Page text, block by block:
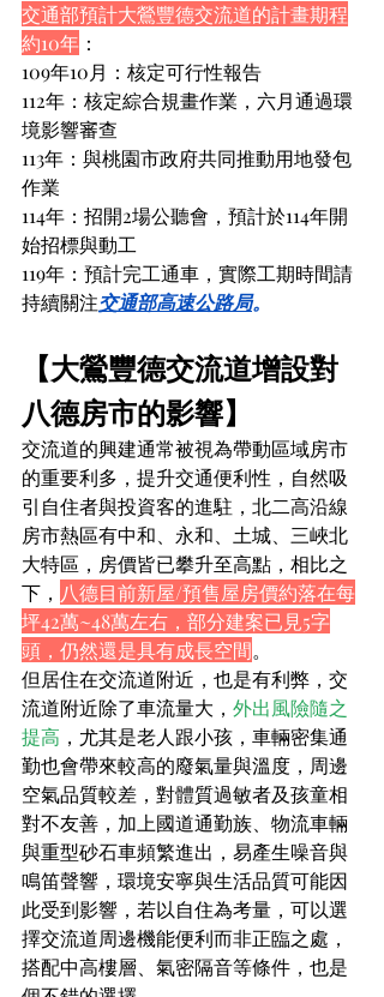
交通部預計大鶯豐德交流道的計畫期程
約10年 ：
109年10月：核定可行性報告
112年：核定綜合規畫作業，六月通過環
境影響審查
113年：與桃園市政府共同推動用地發包
作業
114年：招開2場公聽會，預計於114年開
始招標與動工
119年：預計完工通車，實際工期時間請
持續關注交通部高速公路局。
【大鶯豐德交流道增設對
八德房市的影響】
交流道的興建通常被視為帶動區域房市
的重要利多，提升交通便利性，自然吸
引自住者與投資客的進駐，北二高沿線
房市熱區有中和、永和、土城、三峽北
大特區，房價皆已攀升至高點，相比之
下， 八德目前新屋/預售屋房價約落在每
坪42萬~48萬左右，部分建案已見5字
頭，仍然還是具有成長空間。
但居住在交流道附近，也是有利弊，交
流道附近除了車流量大， 外出風險隨之
提高 ，尤其是老人跟小孩，車輛密集通
勤也會帶來較高的廢氣量與溫度，周邊
空氣品質較差，對體質過敏者及孩童相
對不友善，加上國道通勤族、物流車輛
與重型砂石車頻繁進出，易產生噪音與
鳴笛聲響，環境安寧與生活品質可能因
此受到影響，若以自住為考量，可以選
擇交流道周邊機能便利而非正臨之處，
搭配中高樓層、氣密隔音等條件，也是